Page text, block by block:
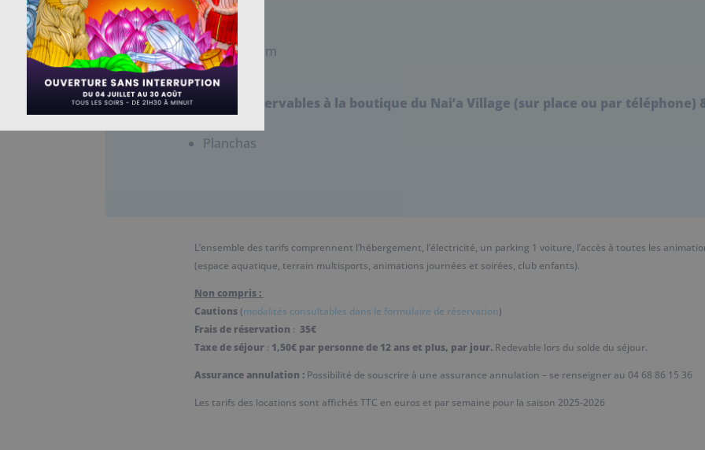
Ménage
Kit linge
Kit Premium
Couettes
Options réservables à la boutique du Nai’a Village (sur place ou par téléphone)
Planchas
L’ensemble des tarifs comprennent l’hébergement, l’électricité, un parking 1 voiture, l’accès à toutes les
(espace aquatique, terrain multisports, animations journées et soirées, club enfants).
Non compris :
Cautions(modalités consultables dans le formulaire de réservation)
Frais de réservation : 35€
Taxe de séjour : 1,50€ par personne de 12 ans et plus, par jour. Redevable lors du solde du séjour.
Assurance annulation : Possibilité de souscrire à une assurance annulation – se renseigner au 04 68 86 15 36
Les tarifs des locations sont affichés TTC en euros et par semaine pour la saison 2025-2026